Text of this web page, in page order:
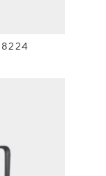
8224